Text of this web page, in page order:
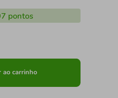
pontos
ao carrinho